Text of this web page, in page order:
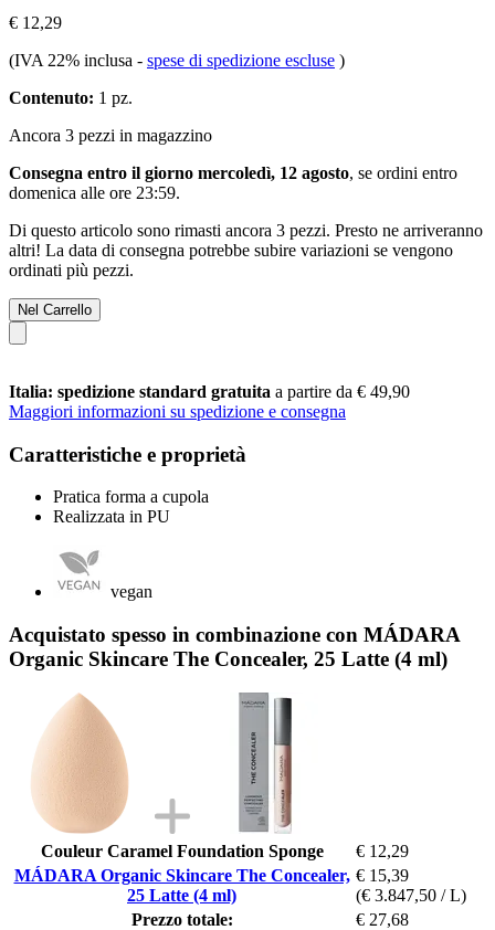
€ 12,29
(IVA 22% inclusa - spese di spedizione escluse )
Contenuto: 1 pz.
Ancora 3 pezzi in magazzino
Consegna entro il giorno mercoledì, 12 agosto, se ordini entro
domenica alle ore 23:59.
Di questo articolo sono rimasti ancora 3 pezzi. Presto ne arriveranno
altri! La data di consegna potrebbe subire variazioni se vengono
ordinati più pezzi.
Nel Carrello
Italia: spedizione standard gratuita a partire da € 49,90
Maggiori informazioni su spedizione e consegna
Caratteristiche e proprietà
Pratica forma a cupola
Realizzata in PU
vegan
Acquistato spesso in combinazione con MÁDARA
Organic Skincare The Concealer, 25 Latte (4 ml)
Couleur Caramel Foundation Sponge
€ 12,29
MÁDARA Organic Skincare The Concealer,
25 Latte (4 ml)
€ 15,39
(€ 3.847,50 / L)
Prezzo totale:
€ 27,68